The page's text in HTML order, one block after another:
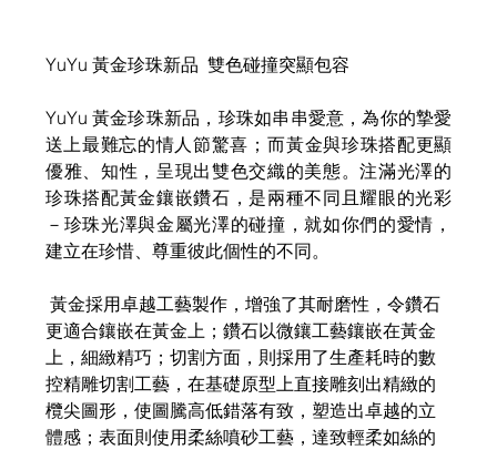
YuYu ​黃金珍珠​​新品  雙色碰撞突顯包容​
​​YuYu 黃金珍珠新品，​​珍珠如串串愛意，為你的摯愛
送上最難忘的情人節驚喜；而​​黃金與珍珠搭配更顯
優雅、知性，呈現出雙色交織的美態。注滿光澤的
珍珠搭配黃金鑲嵌鑽石，是兩種不同且耀眼的光彩
－珍珠光澤與金屬光澤的碰撞，就如你們的愛情，
建立在珍惜、尊重彼此個性的不同。​
​​ ​​黃金採用卓越工藝製作，增強了其耐磨性，令鑽石
更適合鑲嵌在黃金上；鑽石以微鑲工藝鑲嵌在黃金
上，細緻精巧；切割方面，則採用了生產耗時的數
控精雕切割工藝，在基礎原型上直接雕刻出精緻的
欖尖圖形，使圖騰高低錯落有致，塑造出卓越的立
體感；表面則使用柔絲噴砂工藝，達致輕柔如絲的